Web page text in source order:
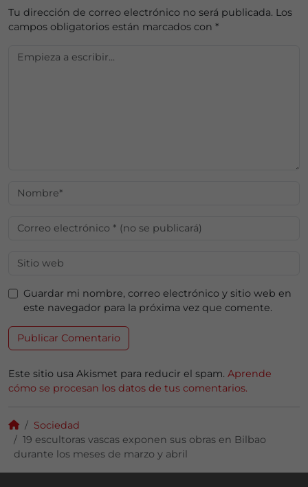
Tu dirección de correo electrónico no será publicada. Los
campos obligatorios están marcados con *
Guardar mi nombre, correo electrónico y sitio web en
este navegador para la próxima vez que comente.
Este sitio usa Akismet para reducir el spam. Aprende
cómo se procesan los datos de tus comentarios.
Sociedad
19 escultoras vascas exponen sus obras en Bilbao
durante los meses de marzo y abril